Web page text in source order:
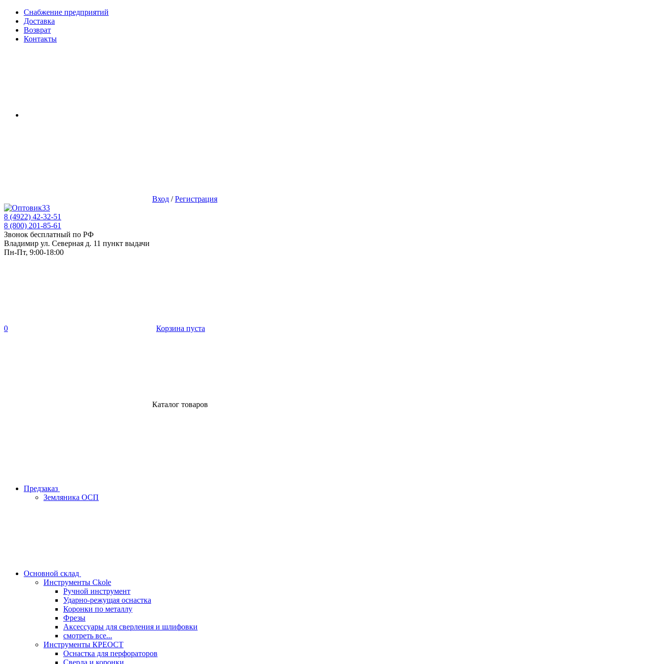
Снабжение предприятий
Доставка
Возврат
Контакты
Вход /Регистрация
8 (4922) 42-32-51
8 (800) 201-85-61
Звонок бесплатный по РФ
Владимир ул. Северная д. 11 пункт выдачи
Пн-Пт, 9:00-18:00
0 Корзина пуста
Каталог товаров
Предзаказ
Земляника ОСП
Основной склад
Инструменты Ckole
Ручной инструмент
Ударно‑режущая оснастка
Коронки по металлу
Фрезы
Аксессуары для сверления и шлифовки
смотреть все...
Инструменты КРЕОСТ
Оснастка для перфораторов
Сверла и коронки